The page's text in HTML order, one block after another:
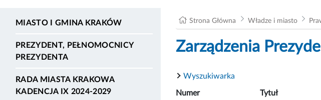
MIASTO I GMINA KRAKÓW
PREZYDENT, PEŁNOMOCNICY
PREZYDENTA
RADA MIASTA KRAKOWA
KADENCJA IX 2024-2029
Strona Główna Władze i miasto
Zarządzenia
Wyszukiwarka
Numer Tytuł